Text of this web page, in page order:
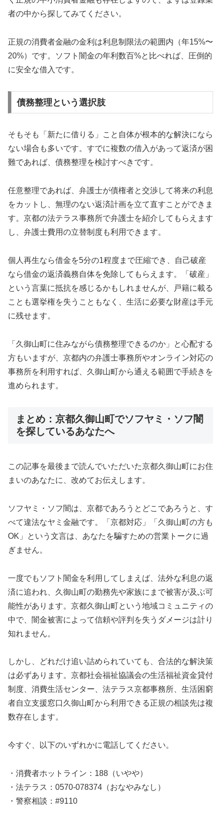
者の中から探してみてください。
正規の消費者金融の金利は利息制限法の範囲内（年15%〜
20%）です。ソフト闇金の年利数百%と比べれば、圧倒的
に安全な借入です。
債務整理という選択肢
そもそも「新たに借りる」こと自体が根本的な解決になら
ない場合も多いです。すでに複数の借入があって返済が困
難であれば、債務整理を検討すべきです。
任意整理であれば、弁護士が債権者と交渉して将来の利息
をカットし、無理のない返済計画を立て直すことができま
す。京都の法テラス事務所で弁護士を紹介してもらえます
し、弁護士費用の立替制度も利用できます。
個人再生なら借金を5分の1程度まで圧縮でき、自己破産
なら借金の返済義務自体を免除してもらえます。「破産」
という言葉に抵抗を感じるかもしれませんが、戸籍に載る
ことも選挙権を失うこともなく、生活に必要な財産は手元
に残せます。
「久御山町に住みながら債務整理できるのか」と心配する
方もいますが、京都内の弁護士事務所やオンライン対応の
事務所を利用すれば、久御山町から通える範囲で手続きを
進められます。
まとめ：京都久御山町でソフヤミ・ソフ闇
を探しているあなたへ
この記事を最後まで読んでいただいた京都久御山町にお住
まいのあなたに、改めてお伝えします。
ソフヤミ・ソフ闇は、京都であろうとどこであろうと、す
べて違法なヤミ金融です。「京都対応」「久御山町の方も
OK」という文言は、あなたを騙すための営業トークに過
ぎません。
一度でもソフト闇金を利用してしまえば、法外な利息の返
済に追われ、久御山町の勤務先や家族にまで被害が及ぶ可
能性があります。京都久御山町という地域コミュニティの
中で、闇金被害によって信頼や評判を失うダメージは計り
知れません。
しかし、どれだけ追い詰められていても、合法的な解決策
は必ずあります。京都社会福祉協議会の生活福祉資金貸付
制度、消費生活センター、法テラス京都事務所、生活困窮
者自立支援窓口久御山町から利用できる正規の相談先は複
数存在します。
今すぐ、以下のいずれかに電話してください。
・消費者ホットライン：188（いやや）
・法テラス：0570-078374（おなやみなし）
・警察相談：#9110